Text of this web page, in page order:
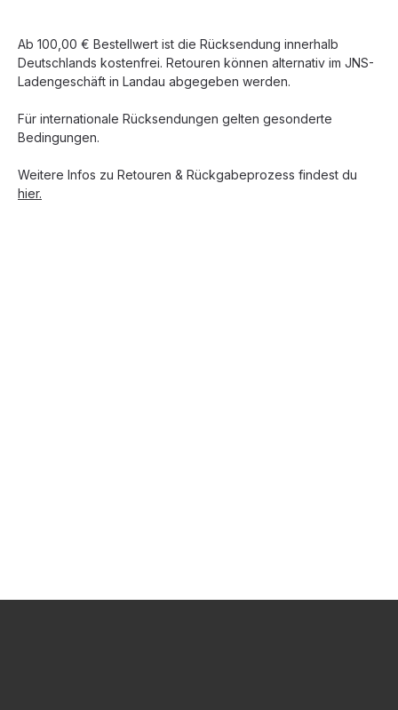
Ab 100,00 € Bestellwert ist die Rücksendung innerhalb
Deutschlands kostenfrei. Retouren können alternativ im JNS-
Ladengeschäft in Landau abgegeben werden.
Für internationale Rücksendungen gelten gesonderte
Bedingungen.
Weitere Infos zu Retouren & Rückgabeprozess findest du
hier.